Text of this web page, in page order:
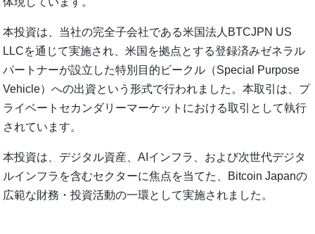
本投資は、当社の完全子会社である米国法人BTCJPN US
LLCを通じて実施され、米国を拠点とする登録済みゼネラル
パートナーが設立した特別目的ビークル（Special Purpose
Vehicle）への出資という形式で行われました。本取引は、プ
ライベートセカンダリーマーケットにおける取引として執行
されています。
本投資は、デジタル資産、AIインフラ、および次世代デジタ
ルインフラを含むセクターに焦点を当てた、Bitcoin Japanの
広範な財務・投資活動の一環として実施されました。